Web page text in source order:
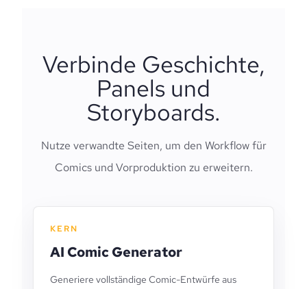
Verbinde Geschichte,
Panels und
Storyboards.
Nutze verwandte Seiten, um den Workflow für
Comics und Vorproduktion zu erweitern.
KERN
AI Comic Generator
Generiere vollständige Comic-Entwürfe aus